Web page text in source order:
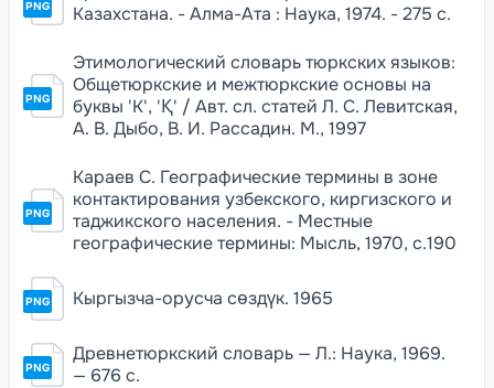
PNG
Казахстана. - Алма-Ата : Наука, 1974. - 275 с.
PNG
Этимологический словарь тюркских языков:
Общетюркские и межтюркские основы на
буквы 'К', 'Қ' / Авт. сл. статей Л. С. Левитская,
А. В. Дыбо, В. И. Рассадин. М., 1997
PNG
Караев С. Географические термины в зоне
контактирования узбекского, киргизского и
таджикского населения. - Местные
географические термины: Мысль, 1970, с.190
PNG Кыргызча-орусча сөздүк. 1965
PNG
Древнетюркский словарь — Л.: Наука, 1969.
— 676 с.